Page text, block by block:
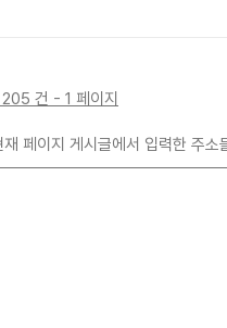
건 - 1 페이지
재 페이지 게시글에서 입력한 주소